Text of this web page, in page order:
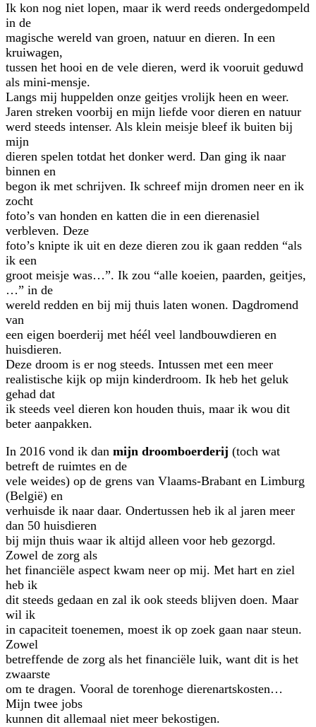
Ik kon nog niet lopen, maar ik werd reeds ondergedompeld
in de
magische wereld van groen, natuur en dieren. In een
kruiwagen,
tussen het hooi en de vele dieren, werd ik vooruit geduwd
als mini-mensje.
Langs mij huppelden onze geitjes vrolijk heen en weer.
Jaren streken voorbij en mijn liefde voor dieren en natuur
werd steeds intenser. Als klein meisje bleef ik buiten bij
mijn
dieren spelen totdat het donker werd. Dan ging ik naar
binnen en
begon ik met schrijven. Ik schreef mijn dromen neer en ik
zocht
foto’s van honden en katten die in een dierenasiel
verbleven. Deze
foto’s knipte ik uit en deze dieren zou ik gaan redden “als
ik een
groot meisje was…”. Ik zou “alle koeien, paarden, geitjes,
…” in de
wereld redden en bij mij thuis laten wonen. Dagdromend
van
een eigen boerderij met héél veel landbouwdieren en
huisdieren.
Deze droom is er nog steeds. Intussen met een meer
realistische kijk op mijn kinderdroom. Ik heb het geluk
gehad dat
ik steeds veel dieren kon houden thuis, maar ik wou dit
beter aanpakken.
In 2016 vond ik dan mijn droomboerderij (toch wat
betreft de ruimtes en de
vele weides) op de grens van Vlaams-Brabant en Limburg
(België) en
verhuisde ik naar daar. Ondertussen heb ik al jaren meer
dan 50 huisdieren
bij mijn thuis waar ik altijd alleen voor heb gezorgd.
Zowel de zorg als
het financiële aspect kwam neer op mij. Met hart en ziel
heb ik
dit steeds gedaan en zal ik ook steeds blijven doen. Maar
wil ik
in capaciteit toenemen, moest ik op zoek gaan naar steun.
Zowel
betreffende de zorg als het financiële luik, want dit is het
zwaarste
om te dragen. Vooral de torenhoge dierenartskosten…
Mijn twee jobs
kunnen dit allemaal niet meer bekostigen.